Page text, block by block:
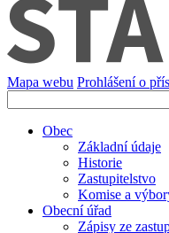
Mapa webu Prohlášení o
Obec
Základní údaje
Historie
Zastupitelstvo
Komise a
Obecní úřad
Zápisy ze